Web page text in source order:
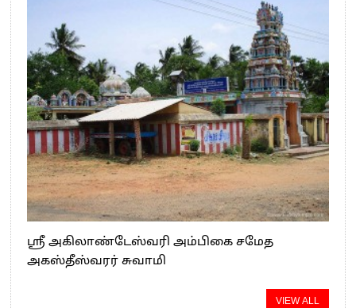
ஸ்ரீ அகிலாண்டேஸ்வரி அம்பிகை சமேத
அகஸ்தீஸ்வரர் சுவாமி
VIEW ALL